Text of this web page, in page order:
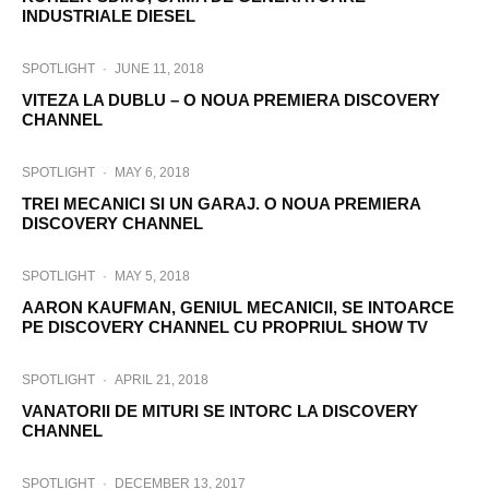
INDUSTRIALE DIESEL
SPOTLIGHT · JUNE 11, 2018
VITEZA LA DUBLU – O NOUA PREMIERA DISCOVERY
CHANNEL
SPOTLIGHT · MAY 6, 2018
TREI MECANICI SI UN GARAJ. O NOUA PREMIERA
DISCOVERY CHANNEL
SPOTLIGHT · MAY 5, 2018
AARON KAUFMAN, GENIUL MECANICII, SE INTOARCE
PE DISCOVERY CHANNEL CU PROPRIUL SHOW TV
SPOTLIGHT · APRIL 21, 2018
VANATORII DE MITURI SE INTORC LA DISCOVERY
CHANNEL
SPOTLIGHT · DECEMBER 13, 2017